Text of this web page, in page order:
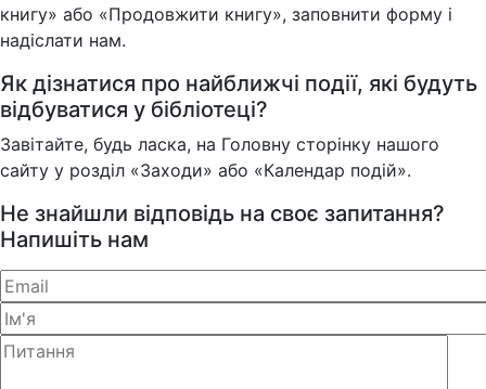
книгу» або «Продовжити книгу», заповнити форму і
надіслати нам.
Як дізнатися про найближчі події, які будуть
відбуватися у бібліотеці?
Завітайте, будь ласка, на Головну сторінку нашого
сайту у розділ «Заходи» або «Календар подій».
Не знайшли відповідь на своє запитання?
Напишіть нам